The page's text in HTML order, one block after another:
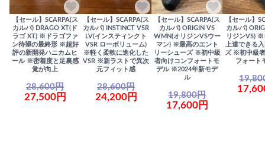
【セール】SCARPA(ス
カルパ) DRAGO XT(ド
ラゴ XT) ※ドラゴファ
ン待望の最終形 ※超好
評の新開発ハニカムヒ
ール ※密着度と足裏感
覚が向上
28,600円
27,500円
【セール】SCARPA(ス
カルパ) INSTINCT VSR
LV(インスティンクト
VSR ローボリューム)
※軽く柔軟に進化した
VSR ※新ラストで異次
元フィット感
28,600円
24,200円
【セール】SCARPA(ス
カルパ) ORIGIN VS
WMN(オリジンVSウー
マン) ※最高のエント
リーシューズ ※初中級
者向けコンフォートモ
デル ※2024年新モデ
ル
19,800円
17,600円
【セール】
カルパ)
リジンVS) ※
上達できる
ズ ※初中級
フォート